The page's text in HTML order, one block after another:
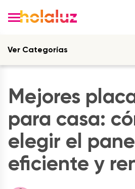
Ver Categorías
Mejores
para casa:
elegir el
eficiente y